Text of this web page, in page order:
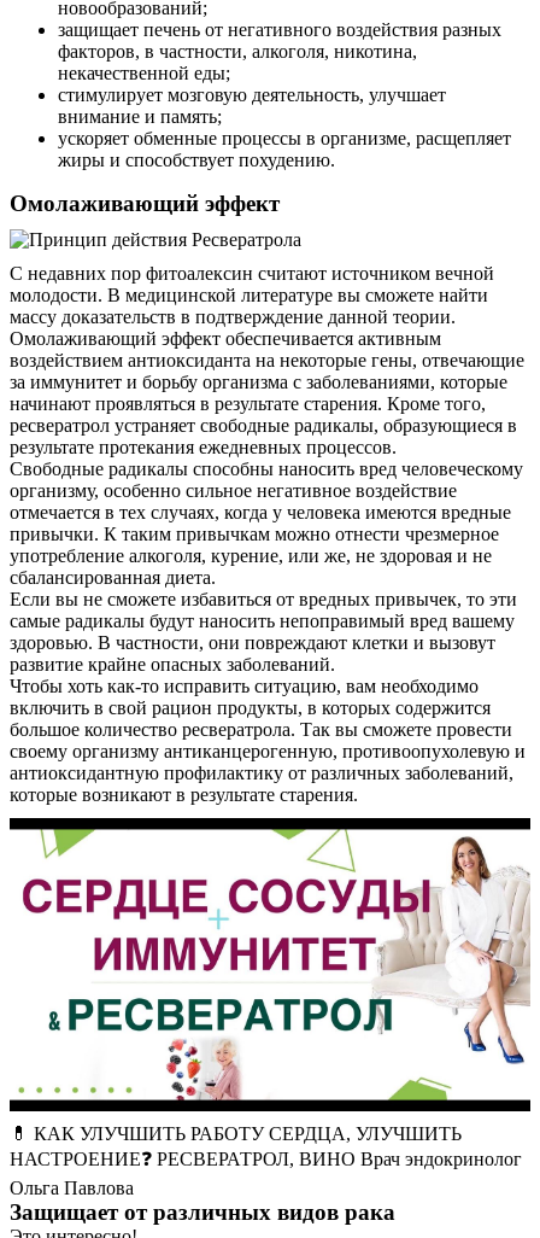
новообразований;
защищает печень от негативного воздействия разных
факторов, в частности, алкоголя, никотина,
некачественной еды;
стимулирует мозговую деятельность, улучшает
внимание и память;
ускоряет обменные процессы в организме, расщепляет
жиры и способствует похудению.
Омолаживающий эффект
С недавних пор фитоалексин считают источником вечной
молодости. В медицинской литературе вы сможете найти
массу доказательств в подтверждение данной теории.
Омолаживающий эффект обеспечивается активным
воздействием антиоксиданта на некоторые гены, отвечающие
за иммунитет и борьбу организма с заболеваниями, которые
начинают проявляться в результате старения. Кроме того,
ресвератрол устраняет свободные радикалы, образующиеся в
результате протекания ежедневных процессов.
Свободные радикалы способны наносить вред человеческому
организму, особенно сильное негативное воздействие
отмечается в тех случаях, когда у человека имеются вредные
привычки. К таким привычкам можно отнести чрезмерное
употребление алкоголя, курение, или же, не здоровая и не
сбалансированная диета.
Если вы не сможете избавиться от вредных привычек, то эти
самые радикалы будут наносить непоправимый вред вашему
здоровью. В частности, они повреждают клетки и вызовут
развитие крайне опасных заболеваний.
Чтобы хоть как-то исправить ситуацию, вам необходимо
включить в свой рацион продукты, в которых содержится
большое количество ресвератрола. Так вы сможете провести
своему организму антиканцерогенную, противоопухолевую и
антиоксидантную профилактику от различных заболеваний,
которые возникают в результате старения.
💊 КАК УЛУЧШИТЬ РАБОТУ СЕРДЦА, УЛУЧШИТЬ
НАСТРОЕНИЕ❓ РЕСВЕРАТРОЛ, ВИНО Врач эндокринолог
Ольга Павлова
Защищает от различных видов рака